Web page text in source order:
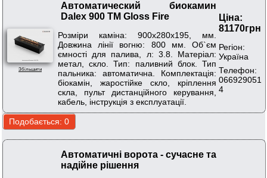
Збільшити
Автоматический биокамин
Dalex 900 ТМ Gloss Fire
Розміри каміна: 900х280х195, мм.
Довжина лінії вогню: 800 мм. Об`єм
ємності для палива, л: 3.8. Матеріал:
метал, скло. Тип: паливний блок. Тип
пальника: автоматична. Комплектація:
біокамін, жаростійке скло, кріплення
скла, пульт дистанційного керування,
кабель, інструкція з експлуатації.
Ціна:
81170грн
Регіон:
Україна
Телефон:
066929051
4
Автоматичні ворота - сучасне та
надійне рішення